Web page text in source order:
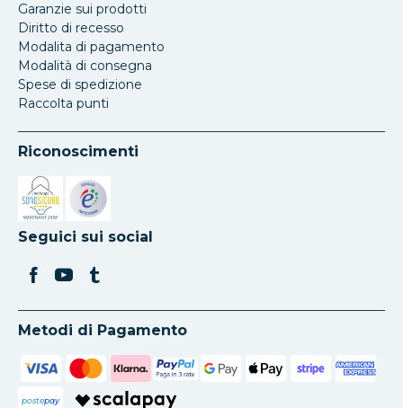
Garanzie sui prodotti
Diritto di recesso
Modalita di pagamento
Modalità di consegna
Spese di spedizione
Raccolta punti
Riconoscimenti
Si apre in una nuova scheda
Si apre in una nuova scheda
Seguici sui social
Metodi di Pagamento
postepay